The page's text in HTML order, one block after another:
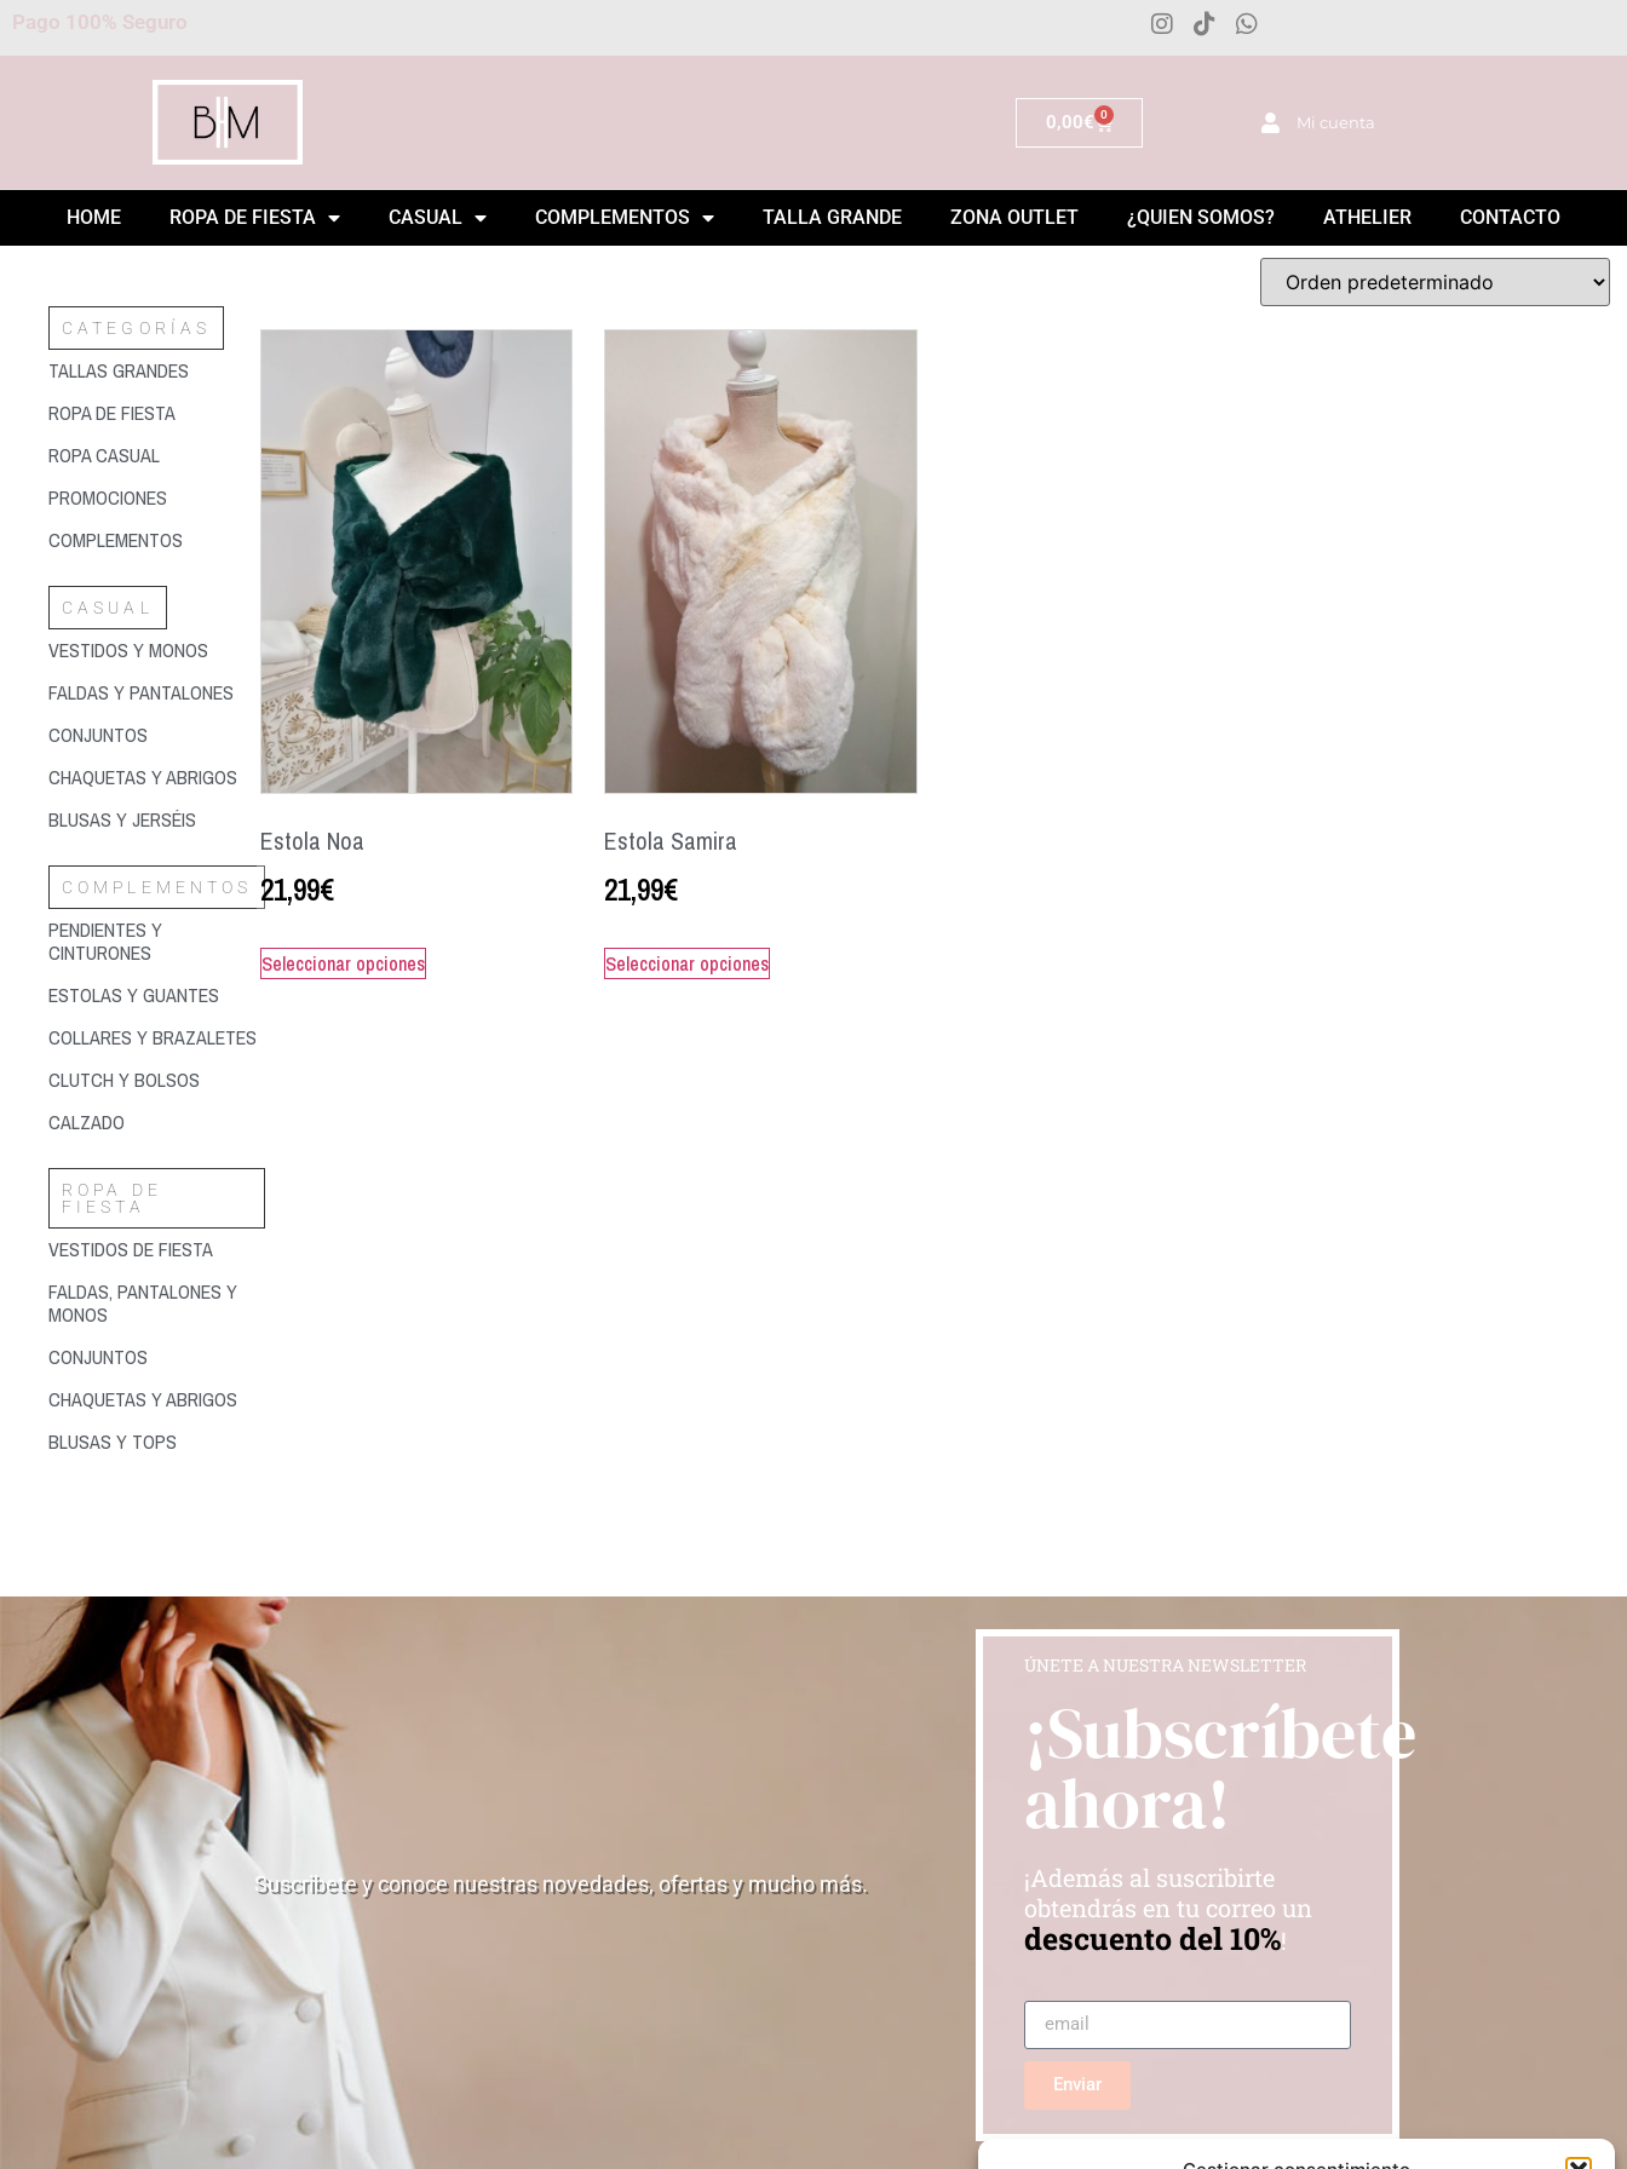
Pago 100% Seguro
0,00€ 0 Mi cuenta
HOME ROPA DE FIESTA CASUAL COMPLEMENTOS TALLA GRANDE ZONA OUTLET ¿QUIEN SOMOS? ATHELIER CONTACTO
CATEGORÍAS
TALLAS GRANDES
ROPA DE FIESTA
ROPA CASUAL
PROMOCIONES
COMPLEMENTOS
CASUAL
VESTIDOS Y MONOS
FALDAS Y PANTALONES
CONJUNTOS
CHAQUETAS Y ABRIGOS
BLUSAS Y JERSÉIS
COMPLEMENTOS
PENDIENTES Y
CINTURONES
ESTOLAS Y GUANTES
COLLARES Y BRAZALETES
CLUTCH Y BOLSOS
CALZADO
ROPA DE
FIESTA
VESTIDOS DE FIESTA
FALDAS, PANTALONES Y
MONOS
CONJUNTOS
CHAQUETAS Y ABRIGOS
BLUSAS Y TOPS
Estola Noa
21,99€
Seleccionar opciones
Estola Samira
21,99€
Seleccionar opciones
Suscribete y conoce nuestras novedades, ofertas y mucho más.
ÚNETE A NUESTRA NEWSLETTER
¡Subscríbete
ahora!
¡Además al suscribirte
obtendrás en tu correo un
descuento del 10%!
Enviar